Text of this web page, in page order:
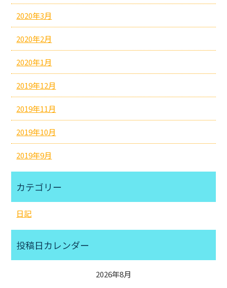
2020年3月
2020年2月
2020年1月
2019年12月
2019年11月
2019年10月
2019年9月
カテゴリー
日記
投稿日カレンダー
2026年8月